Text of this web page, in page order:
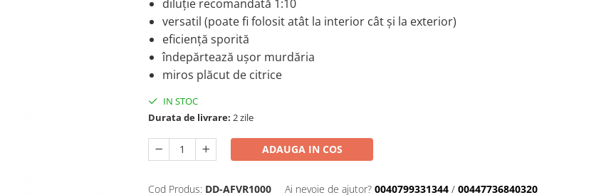
diluție recomandată 1:10
versatil (poate fi folosit atât la interior cât și la exterior)
eficiență sporită
îndepărtează ușor murdăria
miros plăcut de citrice
IN STOC
Durata de livrare: 2 zile
ADAUGA IN COS
Cod Produs: DD-AFVR1000 Ai nevoie de ajutor? 0040799331344 / 00447736840320